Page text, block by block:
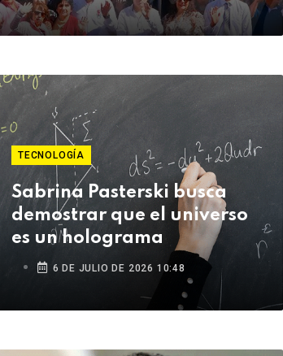
TECNOLOGÍA
Sabrina Pasterski busca
demostrar que el universo
es un holograma
6 DE JULIO DE 2026 10:48